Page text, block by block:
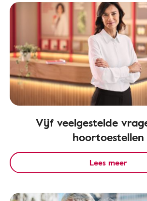
Vijf veelgestelde
hoortoestellen
Lees meer